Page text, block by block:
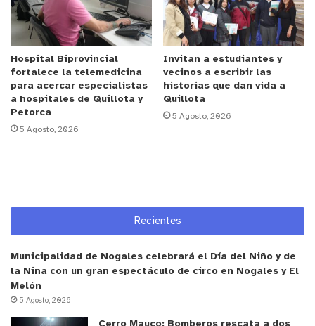
importancia que han ganado las mujeres en oficios
que históricamente han sido desarrollados por
hombres. Muchas veces ellas tienen que depender
de la voluntad masculina para resolver problemas
como conexiones sanitarias, de soldadura u otras
cosas, por eso este curso les permite a las
mujeres empoderarse y lograr que ellas logren
El subgerente zonal de la sanitaria, Rodrigo Lastra,
valoró el nivel de participación de las mujeres
nos une como entidades privadas al mundo público,
en este caso la Municipalidad, por lo que
agradecemos a la alcaldesa Filomena Navia por
acompañarnos y permitirnos dar este taller, que
Hospital Biprovincial
fortalece la telemedicina
para acercar especialistas
a hospitales de Quillota y
Petorca
5 Agosto, 2026
Invitan a estudiantes y
vecinos a escribir las
historias que dan vida a
Quillota
5 Agosto, 2026
Recientes
Municipalidad de Nogales celebrará el Día del Niño y de
la Niña con un gran espectáculo de circo en Nogales y El
Melón
5 Agosto, 2026